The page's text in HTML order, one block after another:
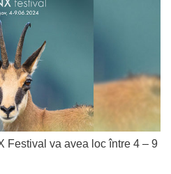
Festival va avea loc între 4 – 9